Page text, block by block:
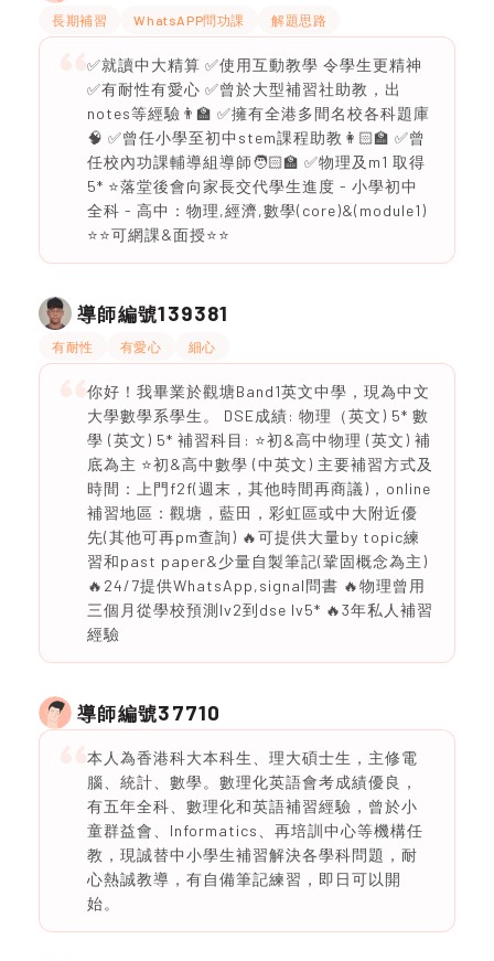
長期補習 WhatsAPP問功課 解題思路
✅就讀中大精算 ✅使用互動教學 令學生更精神
✅有耐性有愛心 ✅曾於大型補習社助教，出
notes等經驗👨‍🏫 ✅擁有全港多間名校各科題庫
🧠 ✅曾任小學至初中stem課程助教👩🏻‍🏫 ✅曾
任校內功課輔導組導師🧑🏻‍🏫 ✅物理及m1 取得
5* ⭐️落堂後會向家長交代學生進度 - 小學初中
全科 - 高中：物理,經濟,數學(core)&(module1)
⭐️⭐️可網課&面授⭐️⭐️
導師編號139381
有耐性 有愛心 細心
你好！我畢業於觀塘Band1英文中學，現為中文
大學數學系學生。 DSE成績: 物理（英文) 5* 數
學 (英文) 5* 補習科目: ⭐️初&高中物理 (英文) 補
底為主 ⭐️初&高中數學 (中英文) 主要補習方式及
時間：上門f2f(週末，其他時間再商議)，online
補習地區：觀塘，藍田，彩虹區或中大附近優
先(其他可再pm查詢) 🔥可提供大量by topic練
習和past paper&少量自製筆記(鞏固概念為主)
🔥24/7提供WhatsApp,signal問書 🔥物理曾用
三個月從學校預測lv2到dse lv5* 🔥3年私人補習
經驗
導師編號37710
本人為香港科大本科生、理大碩士生，主修電
腦、統計、數學。數理化英語會考成績優良，
有五年全科、數理化和英語補習經驗，曾於小
童群益會、Informatics、再培訓中心等機構任
教，現誠替中小學生補習解決各學科問題，耐
心熱誠教導，有自備筆記練習，即日可以開
始。